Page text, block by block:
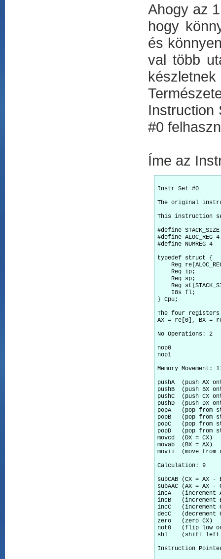
Ahogy az
hogy
és
val több
Instruction
#0
Íme az
Instr Set #0
The original
This instruction
#define
#define ALOC_REG 4
#define NUMREG 4
typedef struct {
Reg
Reg ip;
Reg sp;
Reg
I8s fl;
} Cpu;
The four
AX = re[0], BX =
No Operations: 2
nop0
nop1
Memory Movement:
pushA  (push AX
pushB  (push BX
pushC  (push CX
pushD  (push DX
popA   (pop from
popB   (pop from
popC   (pop from
popD   (pop from
movcd  (DX = CX)
movab  (BX = AX)
movii  (move from
Calculation: 9
subCAB (CX = AX -
subAAC (AX = AX -
incA   (increment
incB   (increment
incC   (increment
decC   (decrement
zero   (zero CX)
not0   (flip low
shl    (shift left
Instruction